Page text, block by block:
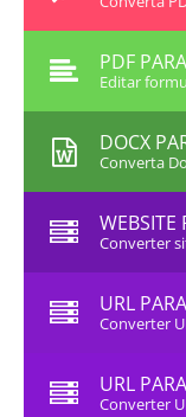
PDF
Editar
DOCX
Converta
WEBSITE
Converter
URL
Converter
URL
Converter